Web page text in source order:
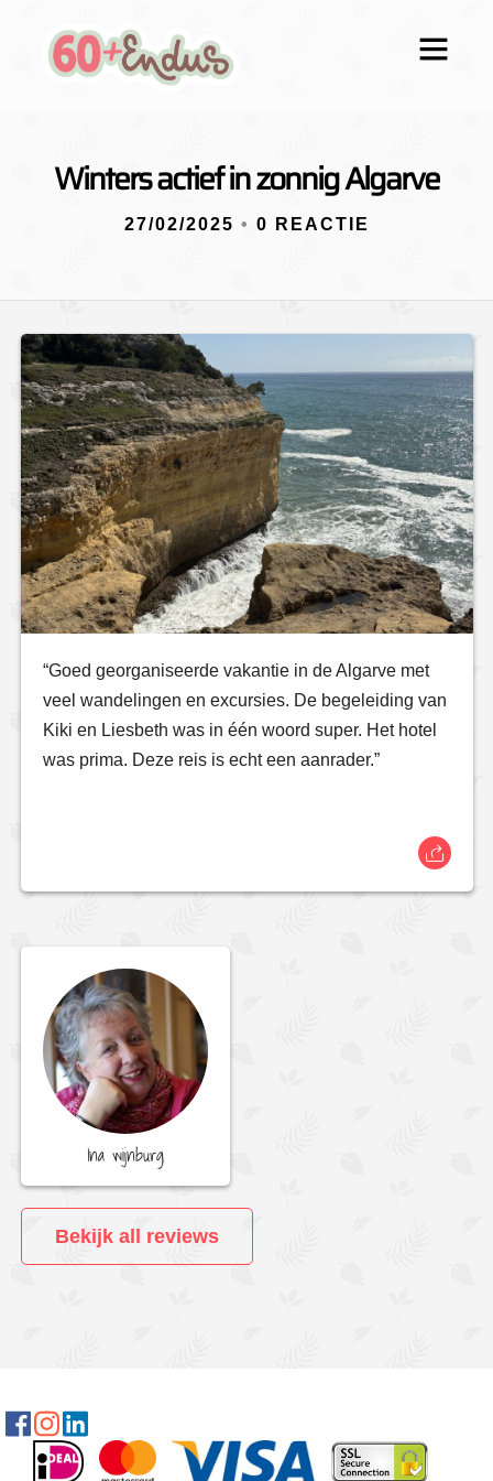
Winters actief in zonnig Algarve
27/02/2025 • 0 REACTIE
“Goed georganiseerde vakantie in de Algarve met
veel wandelingen en excursies. De begeleiding van
Kiki en Liesbeth was in één woord super. Het hotel
was prima. Deze reis is echt een aanrader.”
Ina wijnburg
Bekijk all reviews